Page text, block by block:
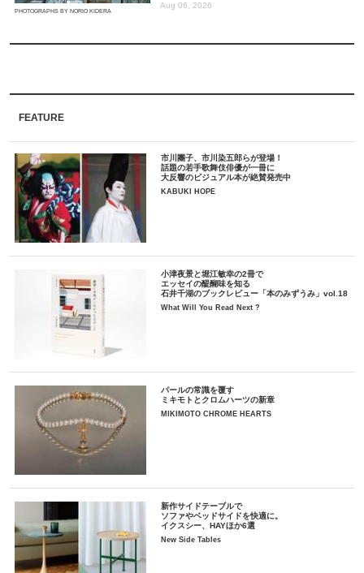
PHOTOGRAPHS BY NORIO KIDERA
Aug 06, 2026
FEATURE
市川團子、市川染五郎らが登場！
話題の若手歌舞伎俳優が一冊に
大反響のビジュアル本が絶賛発売中
KABUKI HOPE
小津夜景と堀江敏幸の2冊で
エッセイの醍醐味を知る
石井千湖のブックレビュー「本のみずうみ」vol.18
What Will You Read Next ?
パールの常識を覆す
ミキモトとクロムハーツの新章
MIKIMOTO CHROME HEARTS
新作サイドテーブルで
ソファやベッドサイドを快適に。
イクスシー、HAYほか6選
New Side Tables